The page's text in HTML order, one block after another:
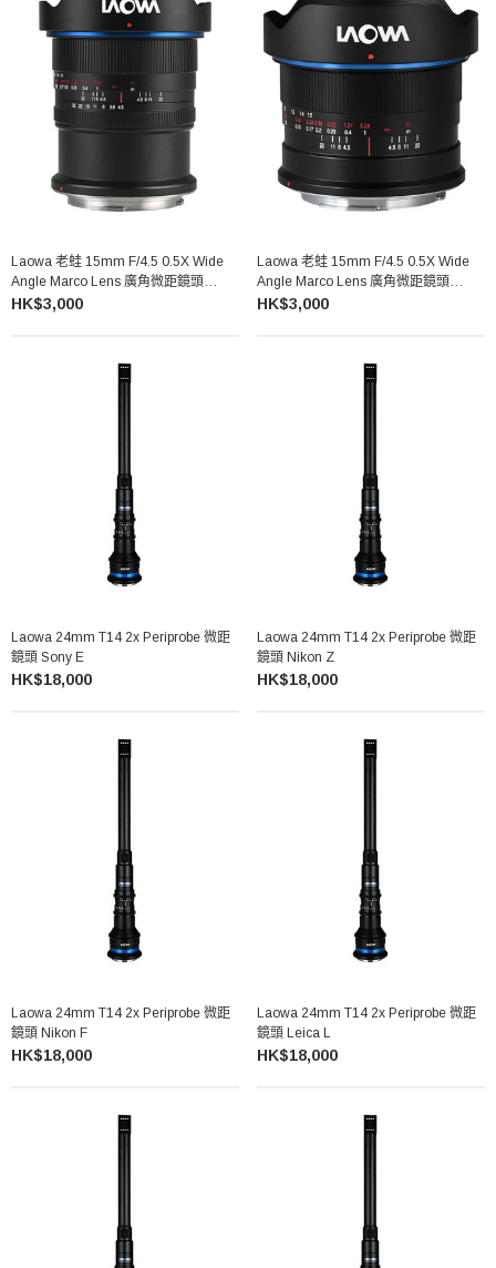
Laowa 老蛙 15mm F/4.5 0.5X Wide
Angle Marco Lens 廣角微距鏡頭
Canon RF
HK$3,000
Laowa 老蛙 15mm F/4.5 0.5X Wide
Angle Marco Lens 廣角微距鏡頭
Canon EF
HK$3,000
Laowa 24mm T14 2x Periprobe 微距
鏡頭 Sony E
HK$18,000
Laowa 24mm T14 2x Periprobe 微距
鏡頭 Nikon Z
HK$18,000
Laowa 24mm T14 2x Periprobe 微距
鏡頭 Nikon F
HK$18,000
Laowa 24mm T14 2x Periprobe 微距
鏡頭 Leica L
HK$18,000